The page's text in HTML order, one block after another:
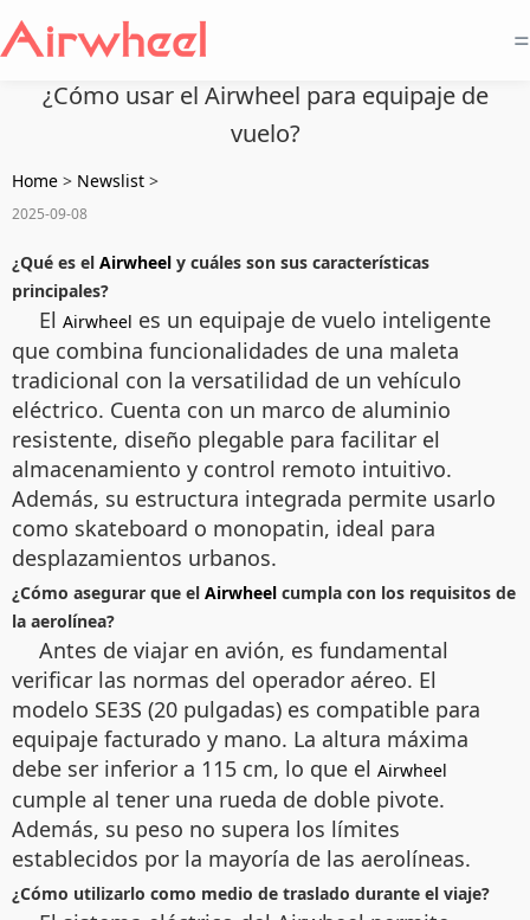
=
¿Cómo usar el Airwheel para equipaje de
vuelo?
Home > Newslist >
2025-09-08
¿Qué es el Airwheel y cuáles son sus características
principales?
El Airwheel es un equipaje de vuelo inteligente
que combina funcionalidades de una maleta
tradicional con la versatilidad de un vehículo
eléctrico. Cuenta con un marco de aluminio
resistente, diseño plegable para facilitar el
almacenamiento y control remoto intuitivo.
Además, su estructura integrada permite usarlo
como skateboard o monopatin, ideal para
desplazamientos urbanos.
¿Cómo asegurar que el Airwheel cumpla con los requisitos de
la aerolínea?
Antes de viajar en avión, es fundamental
verificar las normas del operador aéreo. El
modelo SE3S (20 pulgadas) es compatible para
equipaje facturado y mano. La altura máxima
debe ser inferior a 115 cm, lo que el Airwheel
cumple al tener una rueda de doble pivote.
Además, su peso no supera los límites
establecidos por la mayoría de las aerolíneas.
¿Cómo utilizarlo como medio de traslado durante el viaje?